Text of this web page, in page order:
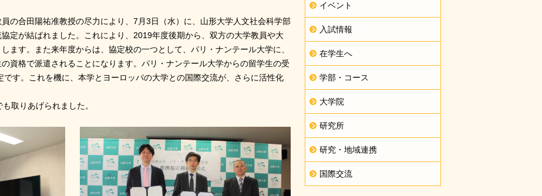
の合田陽祐准教授の尽力により、7月3日（水）に、山形大学人文社会科学部
定が結ばれました。これにより、2019年度後期から、双方の大学教員や大
ます。また来年度からは、協定校の一つとして、パリ・ナンテール大学に、
資格で派遣されることになります。パリ・ナンテール大学からの留学生の受
す。これを機に、本学とヨーロッパの大学との国際交流が、さらに活性化
取りあげられました。
イベント
入試情報
在学生へ
学部・コース
大学院
研究所
研究・地域連携
国際交流